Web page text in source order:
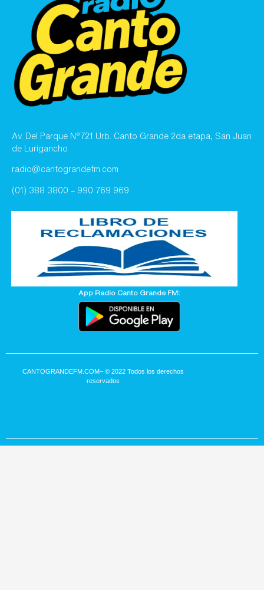
Av. Del Parque N°721 Urb. Canto Grande 2da etapa, San Juan
de Lurigancho
radio@cantograndefm.com
(01) 388 3800 – 990 769 969
App Radio Canto Grande FM:
CANTOGRANDEFM.COM– © 2022 Todos los derechos
reservados